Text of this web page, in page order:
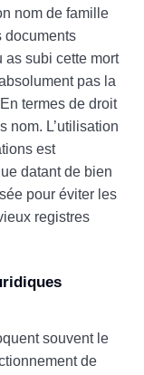
nom de famille
documents
as subi cette mort
pas la
termes de droit
nom. L’utilisation
est
datant de bien
pour éviter les
registres
souvent le
de